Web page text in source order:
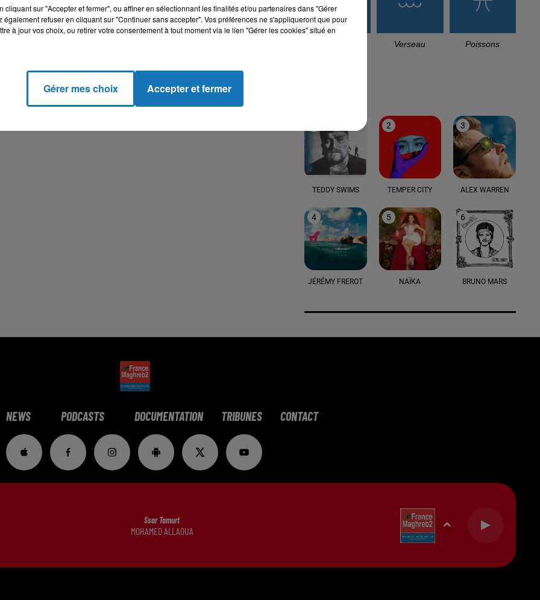
pour plus d'informations.
Verseau Poissons
TEDDY SWIMS
2
TEMPER CITY
3
ALEX WARREN
4
JÉRÉMY FREROT
5
NAÏKA
6
BRUNO MARS
NEWS PODCASTS DOCUMENTATION TRIBUNES CONTACT
Ssar Tamurt
MOHAMED ALLAOUA
cliquant sur "Accepter et fermer", ou affiner en sélectionnant les finalités et/ou partenaires dans "Gérer
également refuser en cliquant sur "Continuer sans accepter". Vos préférences ne s'appliqueront que pour
à jour vos choix, ou retirer votre consentement à tout moment via le lien "Gérer les cookies" situé en
Gérer mes choix Accepter et fermer